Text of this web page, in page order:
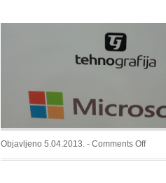
Objavljeno 5.04.2013. - Comments Offon